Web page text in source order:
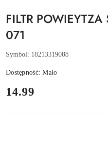
FILTR
071
Symbol: 18213319088
Dostępność:Mało
cena:
14.99